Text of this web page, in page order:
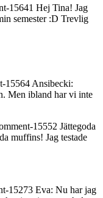
15641 Hej Tina! Jag
semester :D Trevlig
15564 Ansibecki:
Men ibland har vi inte
15552 Jättegoda
muffins! Jag testade
15273 Eva: Nu har jag